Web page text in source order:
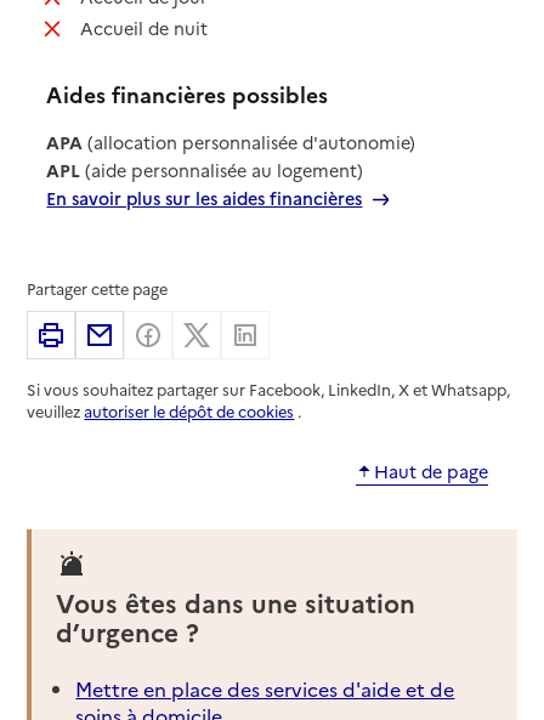
Accueil de nuit: non disponible
Aides financières possibles
APA (allocation personnalisée d'autonomie)
APL (aide personnalisée au logement)
En savoir plus sur les aides financières
Partager cette page
ImprimerPartager par email
Partager sur Facebook
Partager sur X
Si vous souhaitez partager sur Facebook, LinkedIn, X et Whatsapp,
veuillezautoriser le dépôt de cookies .
Haut de page
Vous êtes dans une situation
d’urgence ?
Mettre en place des services d'aide et de